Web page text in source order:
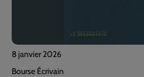
8 janvier 2026
Bourse Écrivain